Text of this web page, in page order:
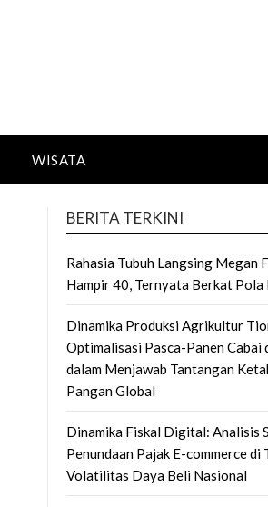
WISATA
BERITA TERKINI
Rahasia Tubuh Langsing Megan
Hampir 40, Ternyata Berkat Pola
Dinamika Produksi Agrikultur
Optimalisasi Pasca-Panen Cabai
dalam Menjawab Tantangan
Pangan Global
Dinamika Fiskal Digital: Analisis
Penundaan Pajak E-commerce di
Volatilitas Daya Beli Nasional